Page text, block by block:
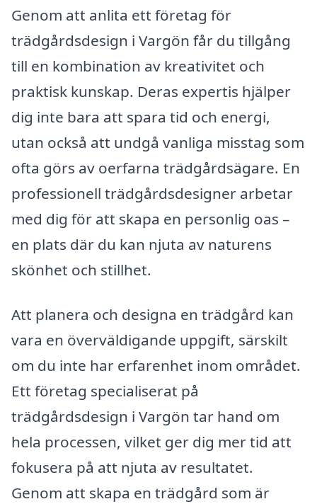
Genom att anlita ett företag för
trädgårdsdesign i Vargön får du tillgång
till en kombination av kreativitet och
praktisk kunskap. Deras expertis hjälper
dig inte bara att spara tid och energi,
utan också att undgå vanliga misstag som
ofta görs av oerfarna trädgårdsägare. En
professionell trädgårdsdesigner arbetar
med dig för att skapa en personlig oas –
en plats där du kan njuta av naturens
skönhet och stillhet.
Att planera och designa en trädgård kan
vara en överväldigande uppgift, särskilt
om du inte har erfarenhet inom området.
Ett företag specialiserat på
trädgårdsdesign i Vargön tar hand om
hela processen, vilket ger dig mer tid att
fokusera på att njuta av resultatet.
Genom att skapa en trädgård som är